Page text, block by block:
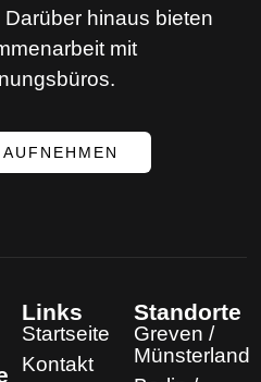
hinaus bieten
mit
Links
Startseite
Kontakt
Standorte
Greven /
Münsterland